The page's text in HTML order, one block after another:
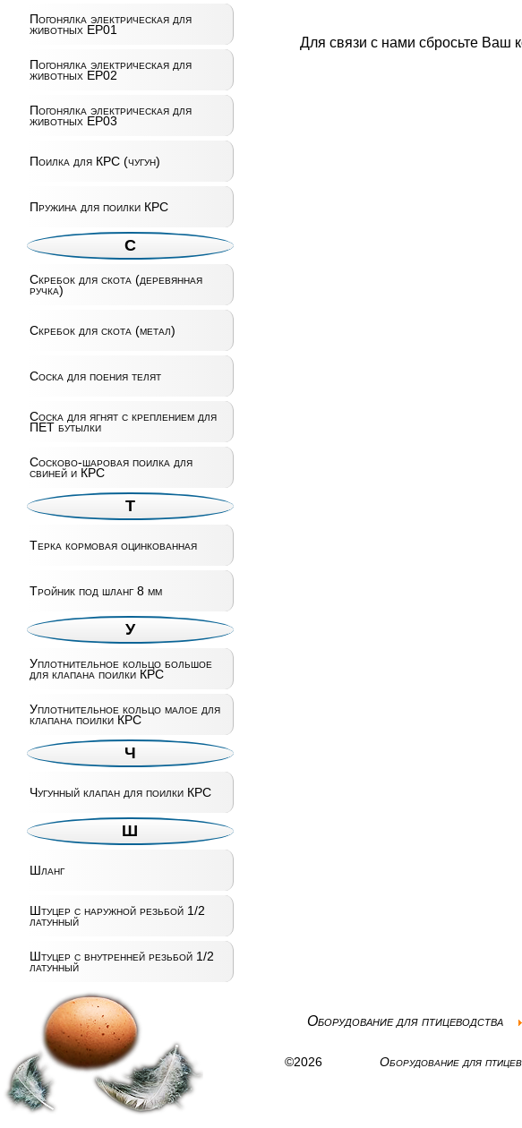
Погонялка электрическая для
животных EP01
Погонялка электрическая для
животных EP02
Погонялка электрическая для
животных EP03
Поилка для КРС (чугун)
Пружина для поилки КРС
С
Скребок для скота (деревянная
ручка)
Скребок для скота (метал)
Соска для поения телят
Соска для ягнят с креплением для
ПЕТ бутылки
Сосково-шаровая поилка для
свиней и КРС
Т
Терка кормовая оцинкованная
Тройник под шланг 8 мм
У
Уплотнительное кольцо большое
для клапана поилки КРС
Уплотнительное кольцо малое для
клапана поилки КРС
Ч
Чугунный клапан для поилки КРС
Ш
Шланг
Штуцер с наружной резьбой 1/2
латунный
Штуцер с внутренней резьбой 1/2
латунный
Для связи с нами сбросьте Ваш
Оборудование для птицеводства
©2026 Оборудование для